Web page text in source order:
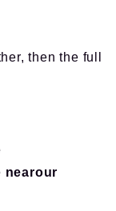
then the full
nearour